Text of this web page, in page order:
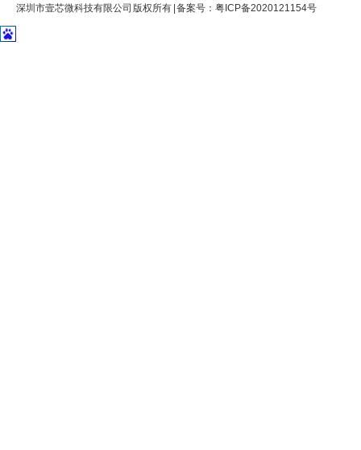
深圳市壹芯微科技有限公司 版权所有 | 备案号：粤ICP备2020121154号